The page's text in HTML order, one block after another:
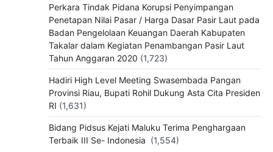
Perkara Tindak Pidana Korupsi Penyimpangan
Penetapan Nilai Pasar / Harga Dasar Pasir Laut pada
Badan Pengelolaan Keuangan Daerah Kabupaten
Takalar dalam Kegiatan Penambangan Pasir Laut
Tahun Anggaran 2020 (1,723)
Hadiri High Level Meeting Swasembada Pangan
Provinsi Riau, Bupati Rohil Dukung Asta Cita Presiden
RI (1,631)
Bidang Pidsus Kejati Maluku Terima Penghargaan
Terbaik III Se- Indonesia (1,554)